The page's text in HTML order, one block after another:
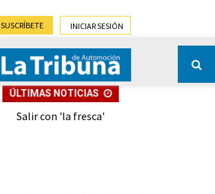
SUSCRÍBETE INICIAR SESIÓN
ÚLTIMAS NOTICIAS
Salir con 'la fresca'